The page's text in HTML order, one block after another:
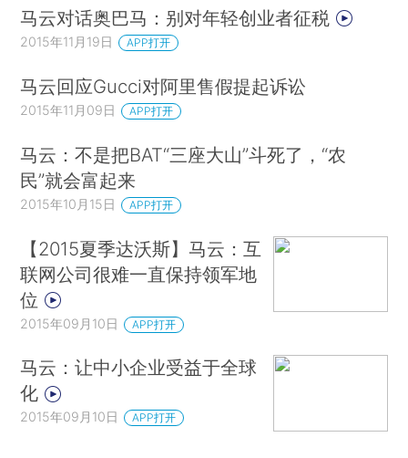
马云对话奥巴马：别对年轻创业者征税
2015年11月19日 APP打开
马云回应Gucci对阿里售假提起诉讼
2015年11月09日 APP打开
马云：不是把BAT“三座大山”斗死了，“农
民”就会富起来
2015年10月15日 APP打开
【2015夏季达沃斯】马云：互
联网公司很难一直保持领军地
位
2015年09月10日 APP打开
马云：让中小企业受益于全球
化
2015年09月10日 APP打开